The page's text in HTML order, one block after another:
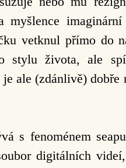
myšlence
vetknul přímo do
stylu života, ale
je ale (zdánlivě) dobře
s fenoménem
digitálních